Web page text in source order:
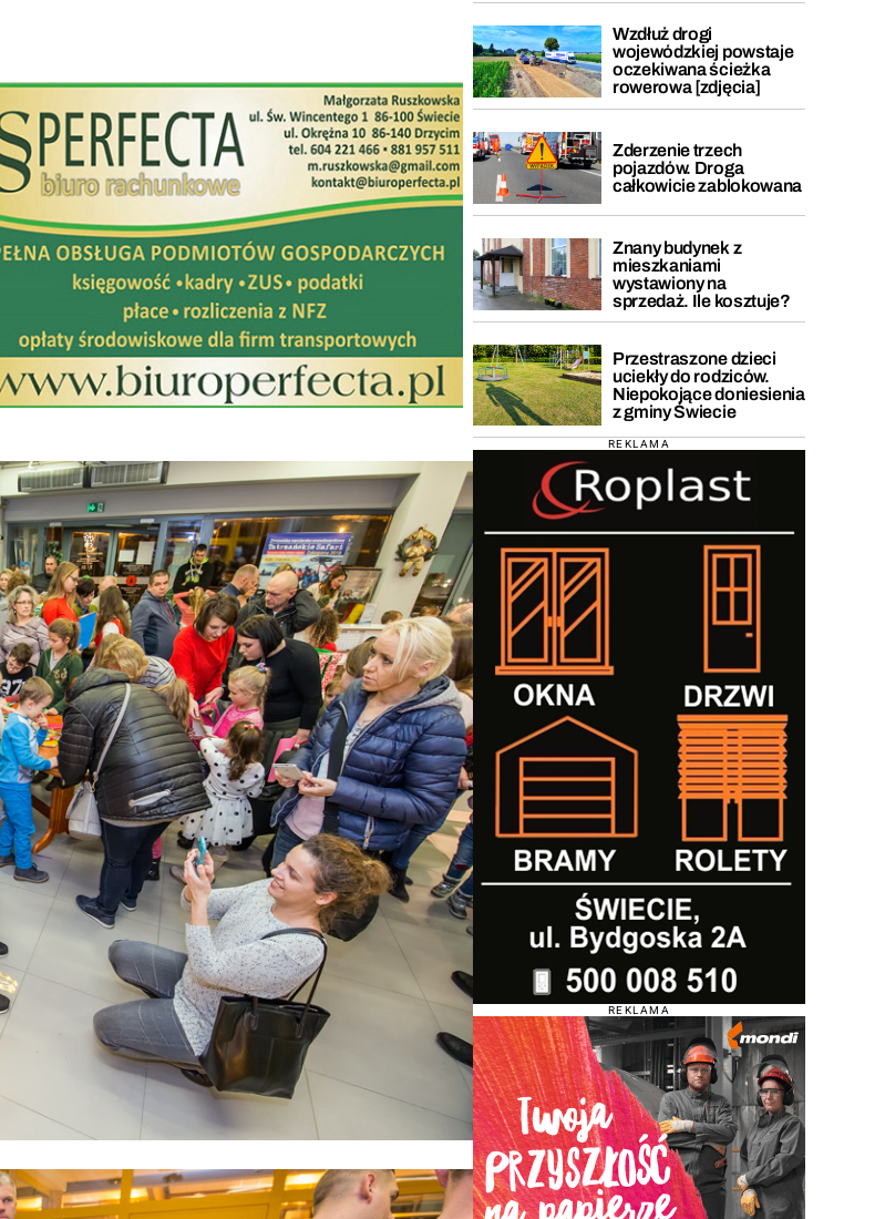
Wzdłuż drogi
wojewódzkiej powstaje
oczekiwana ścieżka
rowerowa [zdjęcia]
Zderzenie trzech
pojazdów. Droga
całkowicie zablokowana
Znany budynek z
mieszkaniami
wystawiony na
sprzedaż. Ile kosztuje?
Przestraszone dzieci
uciekły do rodziców.
Niepokojące doniesienia
z gminy Świecie
REKLAMA
REKLAMA